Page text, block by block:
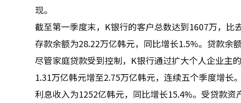
现。
截至第一季度末，K银行的客户总数达到1607万，比
存款余额为28.22万亿韩元，同比增长1.5%。贷款余
尽管家庭贷款受到控制，K银行通过扩大个人企业主
1.31万亿韩元增至2.75万亿韩元，连续五个季度增长。
利息收入为1252亿韩元，同比增长15.4%。受贷款